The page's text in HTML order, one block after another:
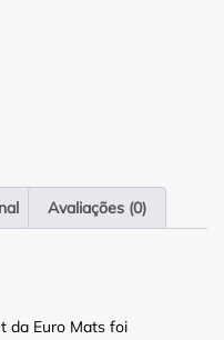
Avaliações (0)
da Euro Mats foi